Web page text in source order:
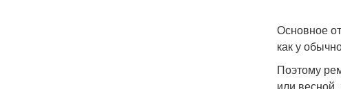
Основное
как у
Поэтому